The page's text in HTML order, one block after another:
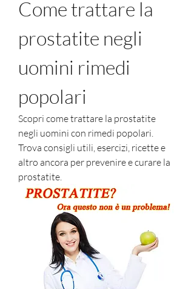
Come trattare la
prostatite negli
uomini rimedi
popolari
Scopri come trattare la prostatite
negli uomini con rimedi popolari.
Trova consigli utili, esercizi, ricette e
altro ancora per prevenire e curare la
prostatite.